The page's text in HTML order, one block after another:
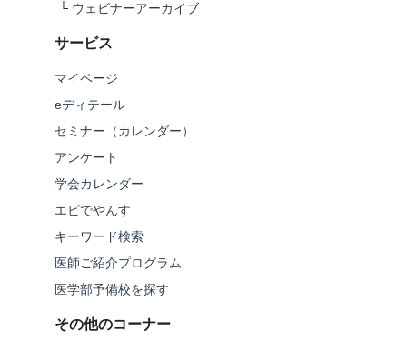
└ ウェビナーアーカイブ
サービス
マイページ
eディテール
セミナー（カレンダー）
アンケート
学会カレンダー
エビでやんす
キーワード検索
医師ご紹介プログラム
医学部予備校を探す
その他のコーナー